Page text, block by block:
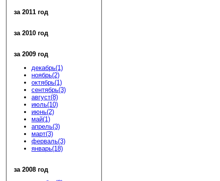
за 2011 год
за 2010 год
за 2009 год
декабрь(1)
ноябрь(2)
октябрь(1)
сентябрь(3)
август(8)
июль(10)
июнь(2)
май(1)
апрель(3)
март(3)
ферваль(3)
январь(18)
за 2008 год